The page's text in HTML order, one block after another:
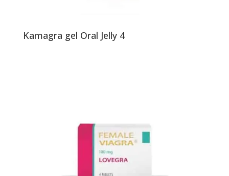
Kamagra gel Oral Jelly 4